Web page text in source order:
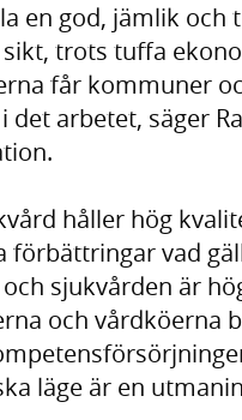
en god, jämlik
trots tuffa
får kommuner
arbetet, säger
håller hög
förbättringar vad
sjukvården är
och vårdköerna
läge är en